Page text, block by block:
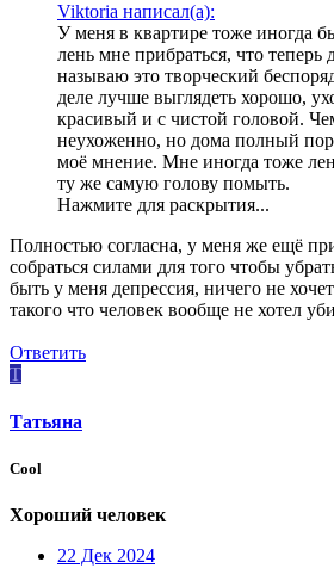
Viktoria написал(а):
У меня в квартире тоже иногда
лень мне прибраться, что теперь
называю это творческий
деле лучше выглядеть хорошо,
красивый и с чистой головой.
неухоженно, но дома полный
моё мнение. Мне иногда тоже
ту же самую голову помыть.
Нажмите для раскрытия...
Полностью согласна, у меня же ещё
собраться силами для того чтобы
быть у меня депрессия, ничего не
такого что человек вообще не хотел
Ответить
T
Tатьяна
Cool
Хороший человек
22 Дек 2024